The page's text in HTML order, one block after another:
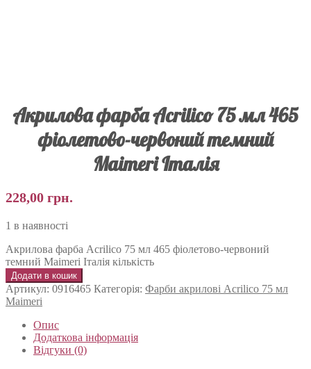
Акрилова фарба Acrilico 75 мл 465
фіолетово-червоний темний
Maimeri Італія
228,00 грн.
1 в наявності
Акрилова фарба Acrilico 75 мл 465 фіолетово-червоний
темний Maimeri Італія кількість
Додати в кошик
Артикул: 0916465 Категорія: Фарби акрилові Acrilico 75 мл
Maimeri
Опис
Додаткова інформація
Відгуки (0)